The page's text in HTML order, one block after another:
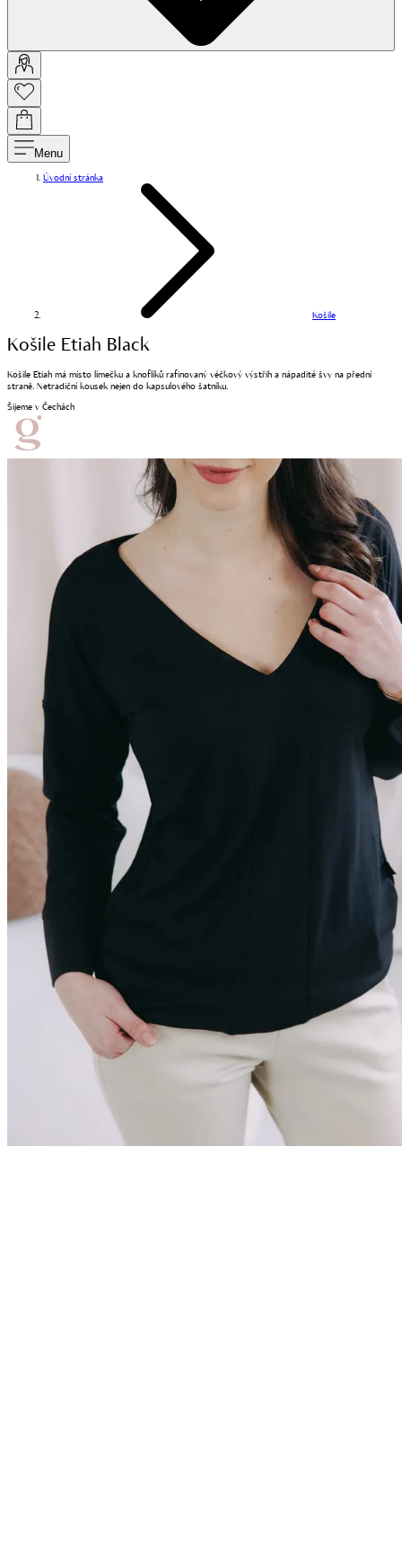
Menu
Úvodní stránka
Košile
Košile Etiah Black
Košile Etiah má místo límečku a knoflíků rafinovaný véčkový výstřih a nápadité švy na přední
straně. Netradiční kousek nejen do kapsulového šatníku.
Šijeme v Čechách